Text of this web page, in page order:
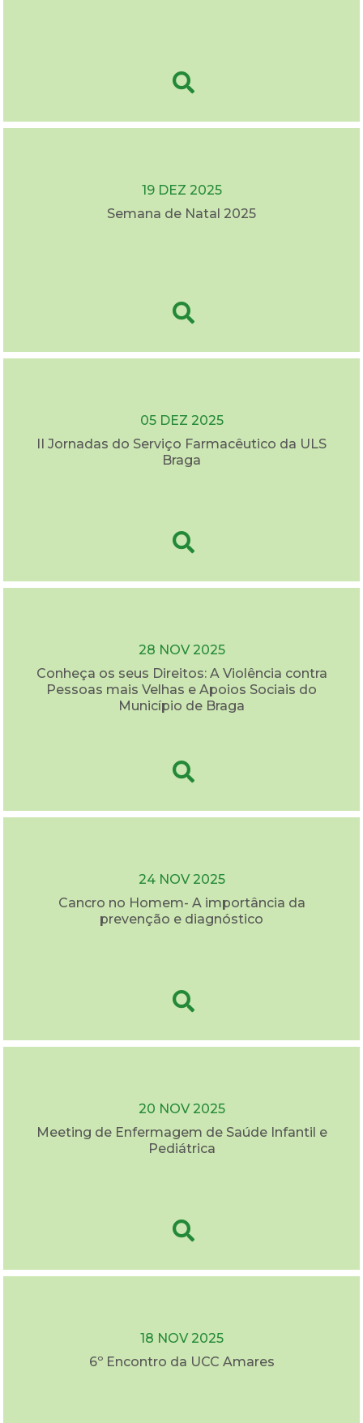
19 DEZ 2025
Semana de Natal 2025
05 DEZ 2025
II Jornadas do Serviço Farmacêutico da ULS
Braga
28 NOV 2025
Conheça os seus Direitos: A Violência contra
Pessoas mais Velhas e Apoios Sociais do
Município de Braga
24 NOV 2025
Cancro no Homem- A importância da
prevenção e diagnóstico
20 NOV 2025
Meeting de Enfermagem de Saúde Infantil e
Pediátrica
18 NOV 2025
6º Encontro da UCC Amares